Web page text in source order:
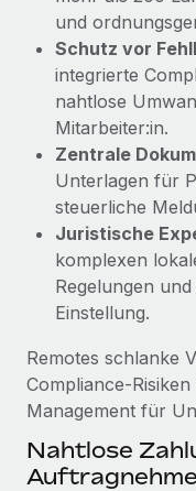
Plus
Auch im neuen Jahr
aller Größen dabei
Mehr erfahren
Wie Phiture 55
mit Remote
Phiture ist der
Wachstumsberatung
Mehr erfahren
und
Schutz vor
integrierte
nahtlose
Mitarbeiter:in.
Zentrale
Unterlagen für
steuerliche
Juristische
komplexen
Regelungen
Einstellung.
Remotes schlanke
Compliance-
Management für
Nahtlose